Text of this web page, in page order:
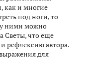
как и многие
под ноги, то
ними можно
Светы, что еще
рефлексию автора.
для